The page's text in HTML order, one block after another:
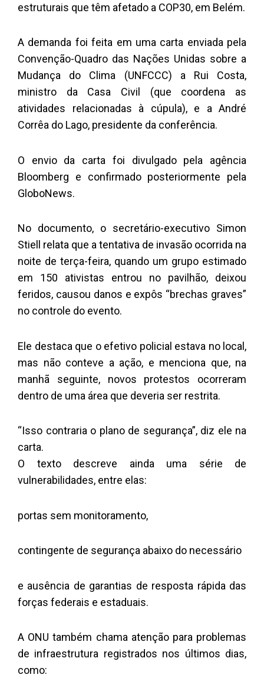
estruturais que têm afetado a COP30, em Belém.
A demanda foi feita em uma carta enviada pela
Convenção-Quadro das Nações Unidas sobre a
Mudança do Clima (UNFCCC) a Rui Costa,
ministro da Casa Civil (que coordena as
atividades relacionadas à cúpula), e a André
Corrêa do Lago, presidente da conferência.
O envio da carta foi divulgado pela agência
Bloomberg e confirmado posteriormente pela
GloboNews.
No documento, o secretário-executivo Simon
Stiell relata que a tentativa de invasão ocorrida na
noite de terça-feira, quando um grupo estimado
em 150 ativistas entrou no pavilhão, deixou
feridos, causou danos e expôs “brechas graves”
no controle do evento.
Ele destaca que o efetivo policial estava no local,
mas não conteve a ação, e menciona que, na
manhã seguinte, novos protestos ocorreram
dentro de uma área que deveria ser restrita.
“Isso contraria o plano de segurança”, diz ele na
carta.
O texto descreve ainda uma série de
vulnerabilidades, entre elas:
portas sem monitoramento,
contingente de segurança abaixo do necessário
e ausência de garantias de resposta rápida das
forças federais e estaduais.
A ONU também chama atenção para problemas
de infraestrutura registrados nos últimos dias,
como: